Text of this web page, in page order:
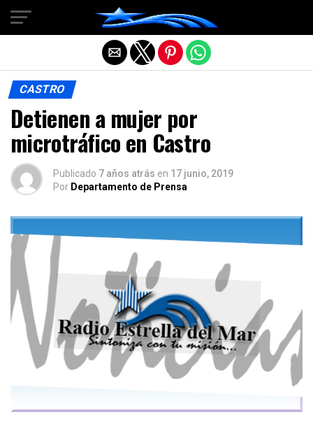
CASTRO
Detienen a mujer por
microtráfico en Castro
Publicado 7 años atrás en 17 junio, 2019
Por Departamento de Prensa
Salir de la versión móvil